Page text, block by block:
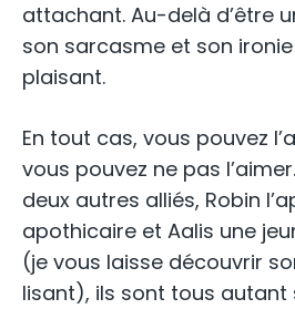
attachant. Au-delà d’être
son sarcasme et son
plaisant.
En tout cas, vous pouvez
vous pouvez ne pas
deux autres alliés, Robin
apothicaire et Aalis une
(je vous laisse découvrir
lisant), ils sont tous autant